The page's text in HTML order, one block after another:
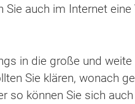
auch im Internet eine
in die große und weite
Sie klären, wonach
so können Sie sich